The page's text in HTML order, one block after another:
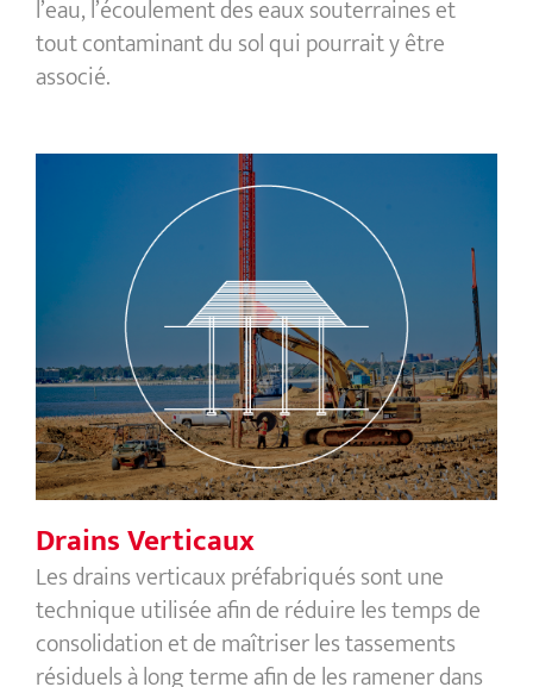
l’eau, l’écoulement des eaux souterraines et
tout contaminant du sol qui pourrait y être
associé.
Drains Verticaux
Drains Verticaux
Les drains verticaux préfabriqués sont une
technique utilisée afin de réduire les temps de
consolidation et de maîtriser les tassements
résiduels à long terme afin de les ramener dans